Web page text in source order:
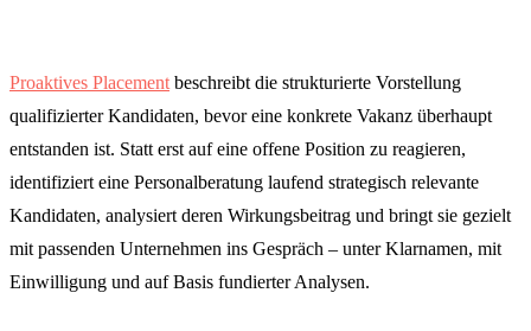
Proaktives Placement beschreibt die strukturierte Vorstellung
qualifizierter Kandidaten, bevor eine konkrete Vakanz überhaupt
entstanden ist. Statt erst auf eine offene Position zu reagieren,
identifiziert eine Personalberatung laufend strategisch relevante
Kandidaten, analysiert deren Wirkungsbeitrag und bringt sie gezielt
mit passenden Unternehmen ins Gespräch – unter Klarnamen, mit
Einwilligung und auf Basis fundierter Analysen.